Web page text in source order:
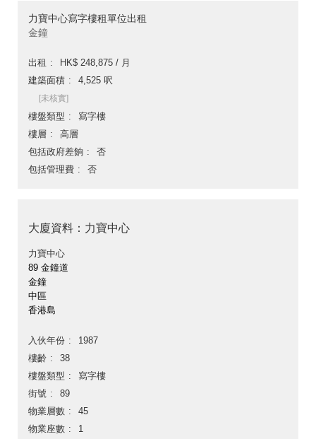
力寶中心寫字樓租單位出租
金鐘
出租
HK$ 248,875 / 月
建築面積
4,525 呎
[未核實]
樓盤類型
寫字樓
樓層
高層
包括政府差餉
否
包括管理費
否
大廈資料：力寶中心
力寶中心
89 金鐘道
金鐘
中區
香港島
入伙年份
1987
樓齡
38
樓盤類型
寫字樓
街號
89
物業層數
45
物業座數
1